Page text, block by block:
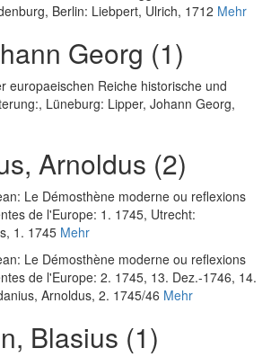
, Berlin: Liebpert, Ulrich, 1712 Mehr
Georg (1)
europaeischen Reiche historische und
, Lüneburg: Lipper, Johann Georg,
Arnoldus (2)
: Le Démosthène moderne ou reflexions
de l'Europe: 1. 1745, Utrecht:
1. 1745 Mehr
: Le Démosthène moderne ou reflexions
de l'Europe: 2. 1745, 13. Dez.-1746, 14.
Arnoldus, 2. 1745/46 Mehr
Blasius (1)